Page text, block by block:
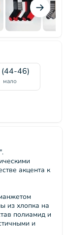
46)
мало
акцента к
из хлопка на
полиамид и
и